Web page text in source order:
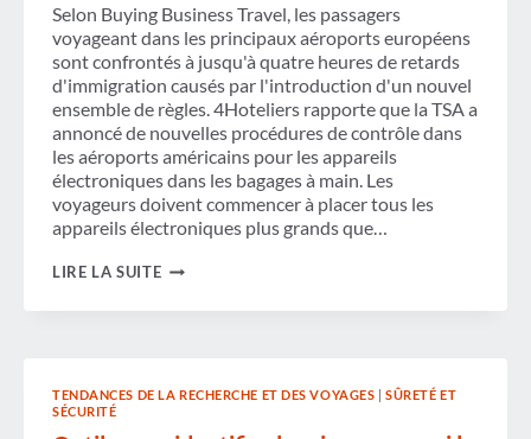
Selon Buying Business Travel, les passagers
voyageant dans les principaux aéroports européens
sont confrontés à jusqu'à quatre heures de retards
d'immigration causés par l'introduction d'un nouvel
ensemble de règles. 4Hoteliers rapporte que la TSA a
annoncé de nouvelles procédures de contrôle dans
les aéroports américains pour les appareils
électroniques dans les bagages à main. Les
voyageurs doivent commencer à placer tous les
appareils électroniques plus grands que…
LIRE LA SUITEREVUE
TENDANCES DE LA RECHERCHE ET DES VOYAGES |SÛRETÉ ET
SÉCURITÉ